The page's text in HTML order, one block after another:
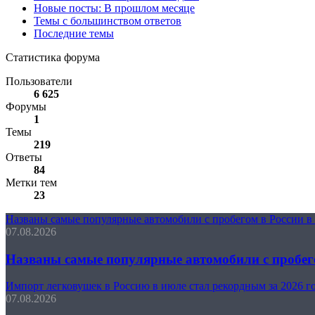
Новые посты: В прошлом месяце
Темы с большинством ответов
Последние темы
Статистика форума
Пользователи
6 625
Форумы
1
Темы
219
Ответы
84
Метки тем
23
Названы самые популярные автомобили с пробегом в России
07.08.2026
Названы самые популярные автомобили с
Импорт легковушек в Россию в июле стал рекордным за 2026
07.08.2026